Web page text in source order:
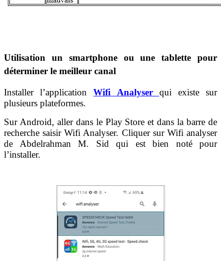
Utilisation un smartphone ou une tablette pour
déterminer le meilleur canal
Installer l’applicationWifi Analyser qui existe sur
plusieurs plateformes.
Sur Android, aller dans le Play Store et dans la barre de
recherche saisir Wifi Analyser. Cliquer sur Wifi analyser
de Abdelrahman M. Sid qui est bien noté pour
l’installer.